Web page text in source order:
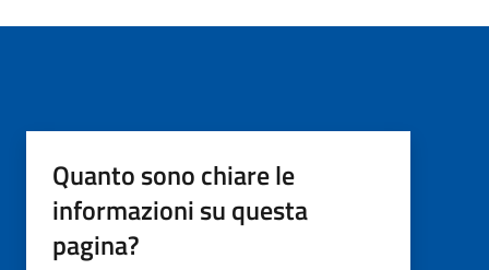
Quanto sono chiare le
informazioni su questa
pagina?